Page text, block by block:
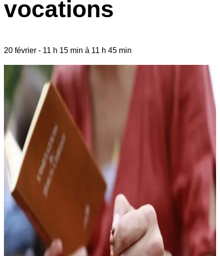
vocations
20 février - 11 h 15 min à 11 h 45 min